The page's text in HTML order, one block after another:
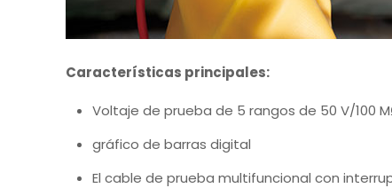
Características principales:
Voltaje de prueba de 5 rangos de 50 V/100
gráfico de barras digital
El cable de prueba multifuncional con